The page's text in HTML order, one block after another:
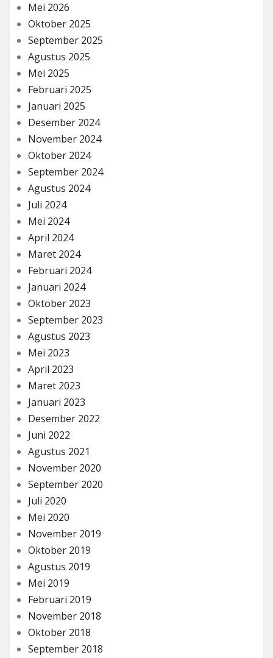
Mei 2026
Oktober 2025
September 2025
Agustus 2025
Mei 2025
Februari 2025
Januari 2025
Desember 2024
November 2024
Oktober 2024
September 2024
Agustus 2024
Juli 2024
Mei 2024
April 2024
Maret 2024
Februari 2024
Januari 2024
Oktober 2023
September 2023
Agustus 2023
Mei 2023
April 2023
Maret 2023
Januari 2023
Desember 2022
Juni 2022
Agustus 2021
November 2020
September 2020
Juli 2020
Mei 2020
November 2019
Oktober 2019
Agustus 2019
Mei 2019
Februari 2019
November 2018
Oktober 2018
September 2018